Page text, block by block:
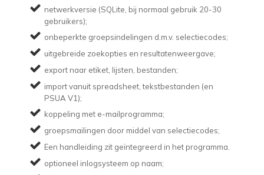
netwerkversie (SQLite, bij normaal gebruik 20-30
gebruikers);
onbeperkte groepsindelingen d.m.v. selectiecodes;
uitgebreide zoekopties en resultatenweergave;
export naar etiket, lijsten, bestanden;
import vanuit spreadsheet, tekstbestanden (en
PSUA V1);
koppeling met e-mailprogramma;
groepsmailingen door middel van selectiecodes;
Een handleiding zit geïntegreerd in het programma.
optioneel inlogsysteem op naam;